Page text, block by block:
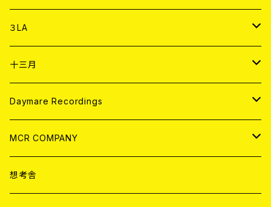
DIGITAL CONTENTS
アナログ
CD
ANALOG
アパレル
３LA
CD
ANALOG
十三月
CD
ANALOG
Daymare Recordings
CD
ANALOG
MCR COMPANY
CD
想考舎